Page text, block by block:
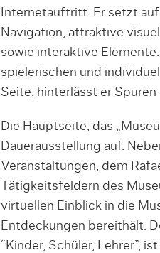
Internetauftritt. Er setzt
Navigation, attraktive
sowie interaktive
spielerischen und
Seite, hinterlässt er
Die Hauptseite, das
Dauerausstellung auf.
Veranstaltungen, dem
Tätigkeitsfeldern des
virtuellen Einblick in die
Entdeckungen bereithält.
“Kinder, Schüler, Lehrer”,